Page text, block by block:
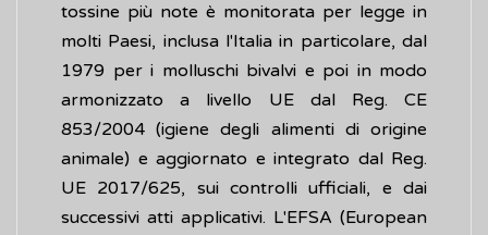
tossine più note è monitorata per legge in
molti Paesi, inclusa l'Italia in particolare, dal
1979 per i molluschi bivalvi e poi in modo
armonizzato a livello UE dal Reg. CE
853/2004 (igiene degli alimenti di origine
animale) e aggiornato e integrato dal Reg.
UE 2017/625, sui controlli ufficiali, e dai
successivi atti applicativi. L'EFSA (European